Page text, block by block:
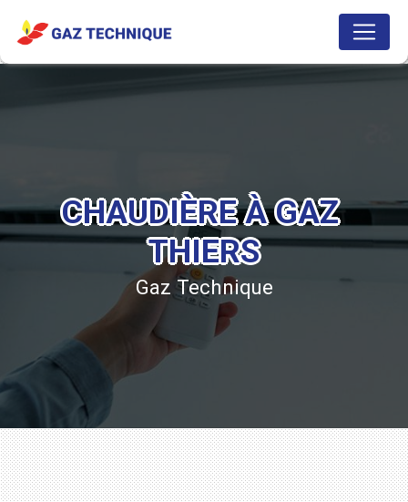
CHAUDIÈRE À GAZ
THIERS
Gaz Technique